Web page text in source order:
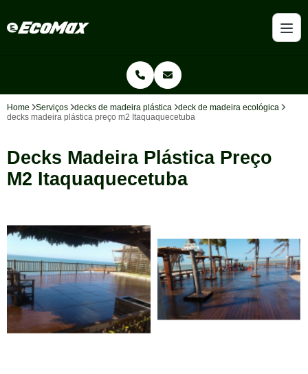
Home Serviços decks de madeira plástica
deck de madeira ecológica
decks madeira plástica preço m2 Itaquaquecetuba
Decks Madeira Plástica Preço
M2 Itaquaquecetuba